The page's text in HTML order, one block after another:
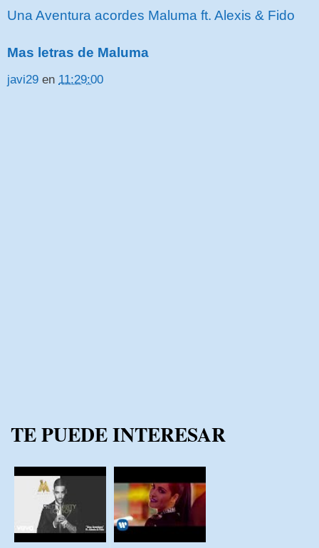
Una Aventura acordes Maluma ft. Alexis & Fido
Mas letras de Maluma
javi29 en 11:29:00
TE PUEDE INTERESAR